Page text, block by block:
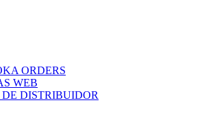
ORDERS
WEB
DISTRIBUIDOR